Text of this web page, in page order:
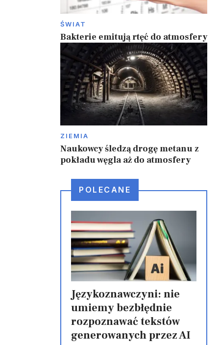
ŚWIAT
Bakterie emitują rtęć do atmosfery
ZIEMIA
Naukowcy śledzą drogę metanu z
pokładu węgla aż do atmosfery
POLECANE
Językoznawczyni: nie
umiemy bezbłędnie
rozpoznawać tekstów
generowanych przez AI